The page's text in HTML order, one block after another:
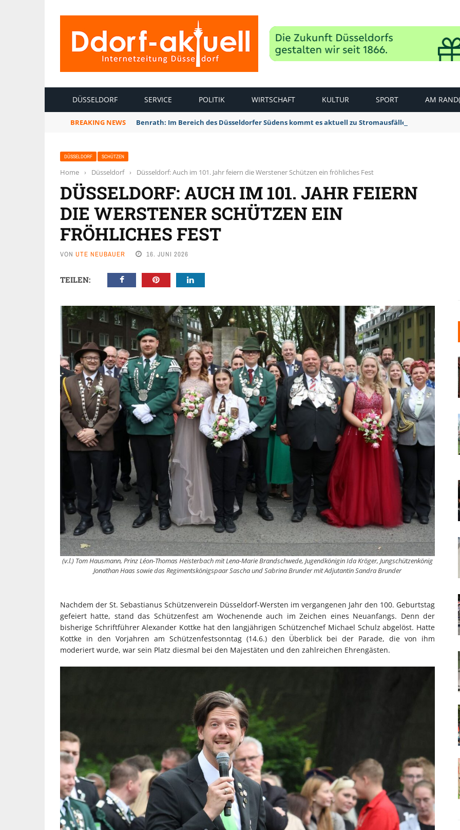
DÜSSELDORF SERVICE POLITIK WIRTSCHAFT KULTUR SPORT AM
BREAKING NEWS Benrath: Im Bereich des Düsseldorfer Südens kommt es aktuell zu Stromausfällen
DÜSSELDORF SCHÜTZEN
Home › Düsseldorf › Düsseldorf: Auch im 101. Jahr feiern die Werstener Schützen ein fröhliches Fest
DÜSSELDORF: AUCH IM 101. JAHR FEIERN
DIE WERSTENER SCHÜTZEN EIN
FRÖHLICHES FEST
VON UTE NEUBAUER 16. JUNI 2026
TEILEN:
(v.l.) Tom Hausmann, Prinz Léon-Thomas Heisterbach mit Lena-Marie Brandschwede, Jugendkönigin Ida Kröger, Jungschützenkönig
Jonathan Haas sowie das Regimentskönigspaar Sascha und Sabrina Brunder mit Adjutantin Sandra Brunder
Nachdem der St. Sebastianus Schützenverein Düsseldorf-Wersten im vergangenen Jahr den 100. Geburtstag
gefeiert hatte, stand das Schützenfest am Wochenende auch im Zeichen eines Neuanfangs. Denn der
bisherige Schriftführer Alexander Kottke hat den langjährigen Schützenchef Michael Schulz abgelöst. Hatte
Kottke in den Vorjahren am Schützenfestsonntag (14.6.) den Überblick bei der Parade, die von ihm
moderiert wurde, war sein Platz diesmal bei den Majestäten und den zahlreichen Ehrengästen.